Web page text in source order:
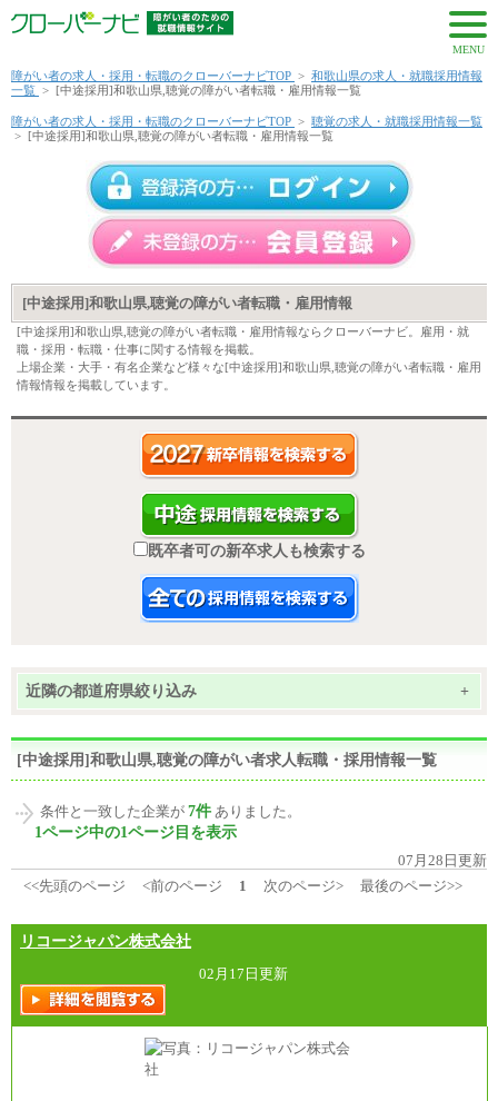
MENU
障がい者の求人・採用・転職のクローバーナビTOP > 和歌山県の求人・就職採用情報
一覧 > [中途採用]和歌山県,聴覚の障がい者転職・雇用情報一覧
障がい者の求人・採用・転職のクローバーナビTOP > 聴覚の求人・就職採用情報一覧
> [中途採用]和歌山県,聴覚の障がい者転職・雇用情報一覧
[中途採用]和歌山県,聴覚の障がい者転職・雇用情報
[中途採用]和歌山県,聴覚の障がい者転職・雇用情報ならクローバーナビ。雇用・就
職・採用・転職・仕事に関する情報を掲載。
上場企業・大手・有名企業など様々な[中途採用]和歌山県,聴覚の障がい者転職・雇用
情報情報を掲載しています。
既卒者可の新卒求人も検索する
近隣の都道府県絞り込み +
[中途採用]和歌山県,聴覚の障がい者求人転職・採用情報一覧
条件と一致した企業が 7件 ありました。
1ページ中の1ページ目を表示
07月28日更新
<<先頭のページ
<前のページ 1 次のページ> 最後のページ>>
リコージャパン株式会社
02月17日更新